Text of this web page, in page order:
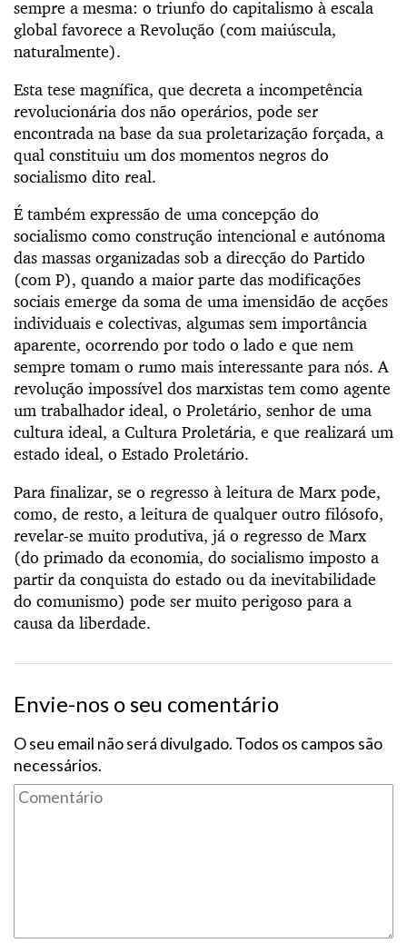
sempre a mesma: o triunfo do capitalismo à escala
global favorece a Revolução (com maiúscula,
naturalmente).
Esta tese magnífica, que decreta a incompetência
revolucionária dos não operários, pode ser
encontrada na base da sua proletarização forçada, a
qual constituiu um dos momentos negros do
socialismo dito real.
É também expressão de uma concepção do
socialismo como construção intencional e autónoma
das massas organizadas sob a direcção do Partido
(com P), quando a maior parte das modificações
sociais emerge da soma de uma imensidão de acções
individuais e colectivas, algumas sem importância
aparente, ocorrendo por todo o lado e que nem
sempre tomam o rumo mais interessante para nós. A
revolução impossível dos marxistas tem como agente
um trabalhador ideal, o Proletário, senhor de uma
cultura ideal, a Cultura Proletária, e que realizará um
estado ideal, o Estado Proletário.
Para finalizar, se o regresso à leitura de Marx pode,
como, de resto, a leitura de qualquer outro filósofo,
revelar-se muito produtiva, já o regresso de Marx
(do primado da economia, do socialismo imposto a
partir da conquista do estado ou da inevitabilidade
do comunismo) pode ser muito perigoso para a
causa da liberdade.
Envie-nos o seu comentário
O seu email não será divulgado. Todos os campos são
necessários.